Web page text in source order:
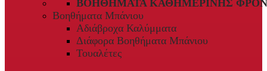
ΒΟΗΘΉΜΑΤΑ ΚΑΘΗΜΕΡΙΝΉΣ
Βοηθήματα Μπάνιου
Αδιάβροχα Καλύμματα
Διάφορα Βοηθήματα Μπάνιου
Τουαλέτες